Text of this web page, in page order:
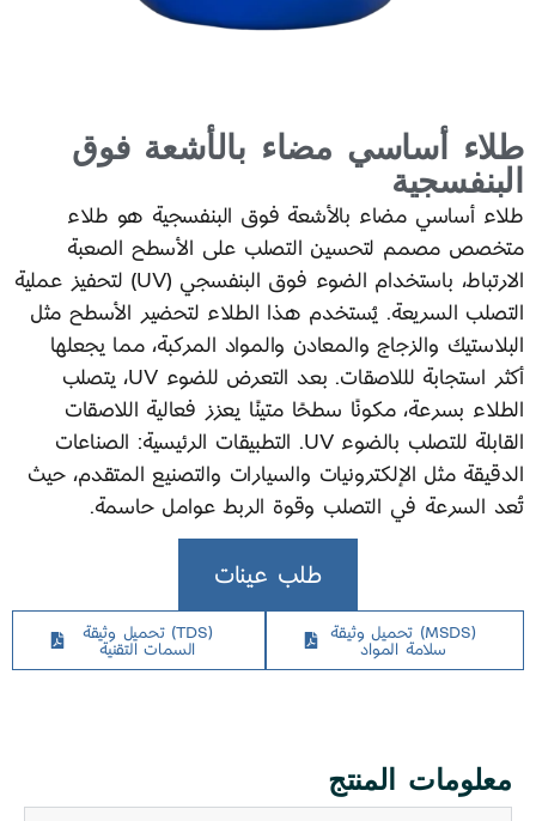
طلاء أساسي مضاء بالأشعة فوق
البنفسجية
طلاء أساسي مضاء بالأشعة فوق البنفسجية هو طلاء
متخصص مصمم لتحسين التصلب على الأسطح الصعبة
الارتباط، باستخدام الضوء فوق البنفسجي (UV) لتحفيز عملية
التصلب السريعة. يُستخدم هذا الطلاء لتحضير الأسطح مثل
البلاستيك والزجاج والمعادن والمواد المركبة، مما يجعلها
أكثر استجابة لللاصقات. بعد التعرض للضوء UV، يتصلب
الطلاء بسرعة، مكونًا سطحًا متينًا يعزز فعالية اللاصقات
القابلة للتصلب بالضوء UV. التطبيقات الرئيسية: الصناعات
الدقيقة مثل الإلكترونيات والسيارات والتصنيع المتقدم، حيث
تُعد السرعة في التصلب وقوة الربط عوامل حاسمة.
طلب عينات
(MSDS) تحميل وثيقة
سلامة المواد
(TDS) تحميل وثيقة
السمات التقنية
​معلومات المنتج ​